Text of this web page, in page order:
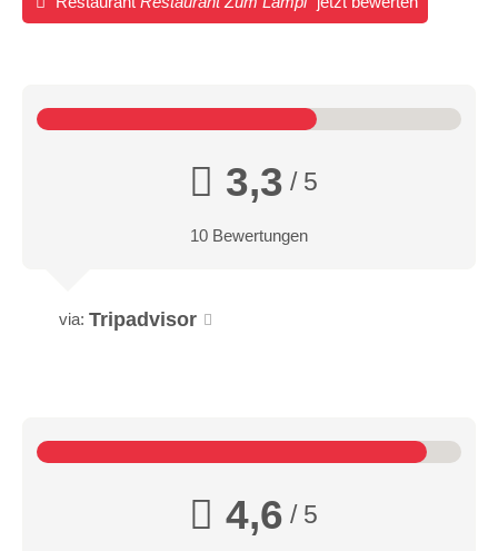
3,3 / 5
10 Bewertungen
via: Tripadvisor
4,6 / 5